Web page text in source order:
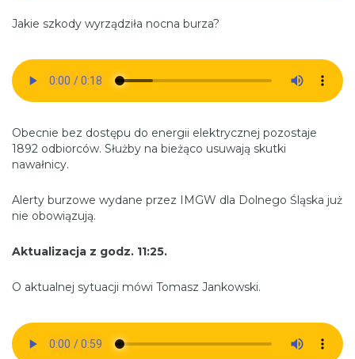
Jakie szkody wyrządziła nocna burza?
Obecnie bez dostępu do energii elektrycznej pozostaje
1892 odbiorców. Służby na bieżąco usuwają skutki
nawałnicy.
Alerty burzowe wydane przez IMGW dla Dolnego Śląska już
nie obowiązują.
Aktualizacja z godz. 11:25.
O aktualnej sytuacji mówi Tomasz Jankowski.